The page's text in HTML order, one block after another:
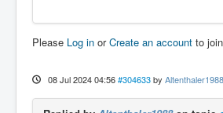
Please Log in orCreate an account to
08 Jul 2024 04:56 #304633 by Altenthaler1988